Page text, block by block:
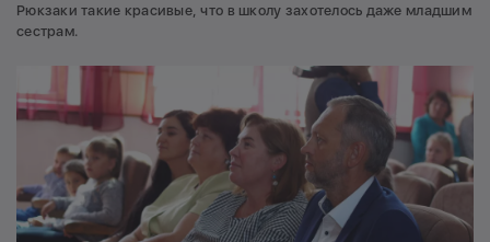
Рюкзаки такие красивые, что в школу захотелось даже младшим
сестрам.